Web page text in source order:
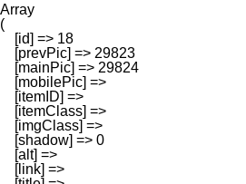
Array
(
    [id] => 18
    [prevPic] => 29823
    [mainPic] => 29824
    [mobilePic] =>
    [itemID] =>
    [itemClass] =>
    [imgClass] =>
    [shadow] => 0
    [alt] =>
    [link] =>